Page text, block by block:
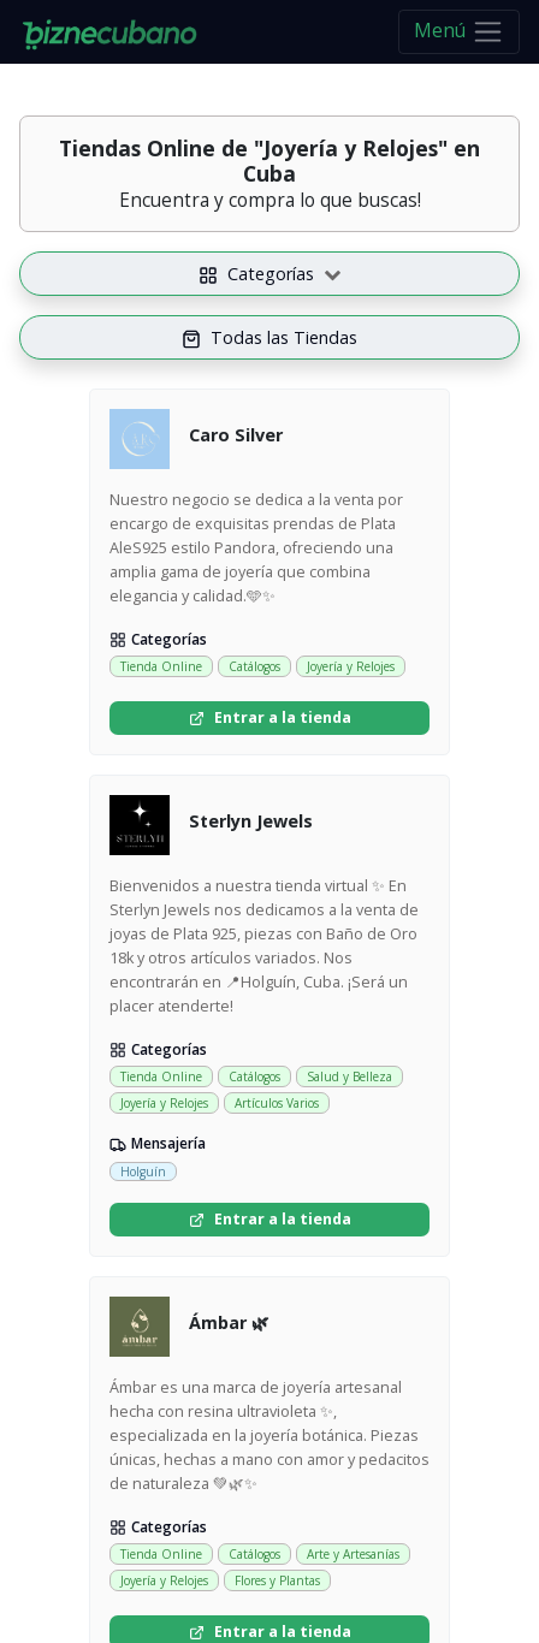
Menú
Tiendas Online de "Joyería y Relojes" en
Cuba
Encuentra y compra lo que buscas!
Categorías
Todas las Tiendas
Caro Silver
Nuestro negocio se dedica a la venta por
encargo de exquisitas prendas de Plata
AleS925 estilo Pandora, ofreciendo una
amplia gama de joyería que combina
elegancia y calidad.🩵✨️
Categorías
Tienda Online Catálogos Joyería y Relojes
Entrar a la tienda
Sterlyn Jewels
Bienvenidos a nuestra tienda virtual ✨ En
Sterlyn Jewels nos dedicamos a la venta de
joyas de Plata 925, piezas con Baño de Oro
18k y otros artículos variados. Nos
encontrarán en 📍Holguín, Cuba. ¡Será un
placer atenderte!
Categorías
Tienda Online Catálogos
Salud y Belleza
Joyería y Relojes
Artículos Varios
Mensajería
Holguín
Entrar a la tienda
Ámbar 🌿
Ámbar es una marca de joyería artesanal
hecha con resina ultravioleta ✨️,
especializada en la joyería botánica. Piezas
únicas, hechas a mano con amor y pedacitos
de naturaleza 💚🌿✨️
Categorías
Tienda Online Catálogos
Arte y Artesanías
Joyería y Relojes
Flores y Plantas
Entrar a la tienda